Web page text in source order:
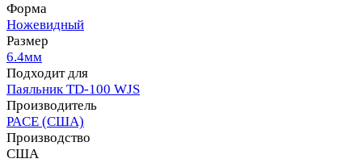
Форма
Ножевидный
Размер
6.4мм
Подходит для
Паяльник TD-100 WJS
Производитель
PACE (США)
Производство
США